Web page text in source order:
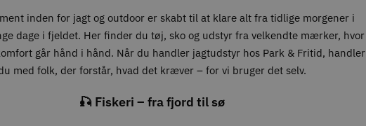
inden for jagt og outdoor er skabt til at klare alt fra tidlige morgener i
dage i fjeldet. Her finder du tøj, sko og udstyr fra velkendte mærker, hvor
går hånd i hånd. Når du handler jagtudstyr hos Park & Fritid, handler
med folk, der forstår, hvad det kræver – for vi bruger det selv.
🎣 Fiskeri – fra fjord til sø